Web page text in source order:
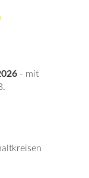
- mit